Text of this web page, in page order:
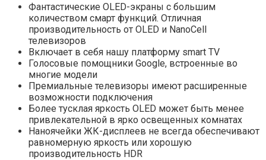
Фантастические OLED-экраны с большим
количеством смарт функций. Отличная
производительность от OLED и NanoCell
телевизоров
Включает в себя нашу платформу smart TV
Голосовые помощники Google, встроенные во
многие модели
Премиальные телевизоры имеют расширенные
возможности подключения
Более тусклая яркость OLED может быть менее
привлекательной в ярко освещенных комнатах
Наноячейки ЖК-дисплеев не всегда обеспечивают
равномерную яркость или хорошую
производительность HDR